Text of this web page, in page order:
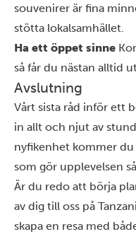
souvenirer är fina
stötta lokalsamhället.
Ha ett öppet sinne
så får du nästan alltid
Avslutning
Vårt sista råd inför ett
in allt och njut av
nyfikenhet kommer
som gör upplevelsen
Är du redo att börja
av dig till oss på
skapa en resa med